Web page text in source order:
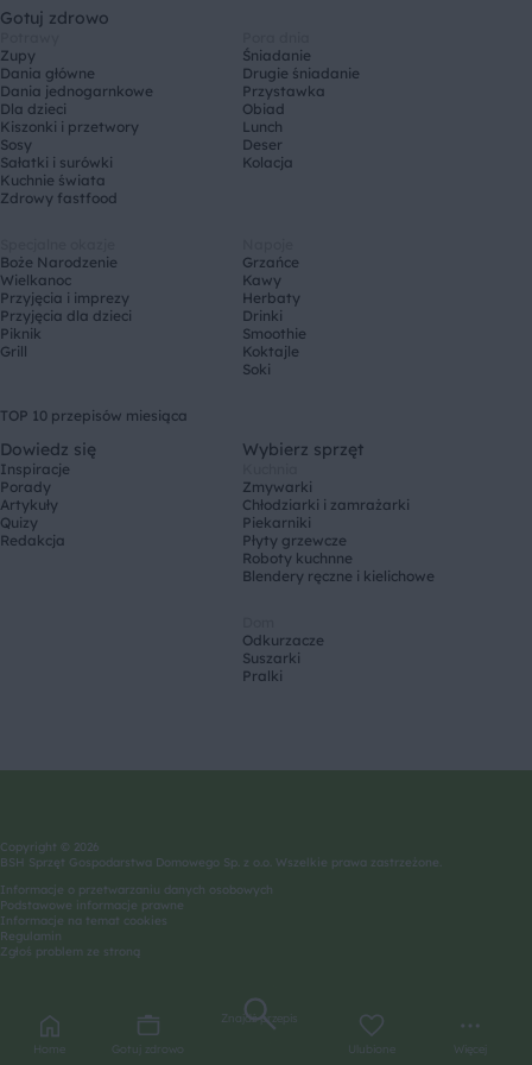
Home Gotuj zdrowo
Znajdź przepis
Ulubione Więcej
Gotuj zdrowo
Zupy
Dania główne
Dania jednogarnkowe
Dla dzieci
Kiszonki i przetwory
Sosy
Sałatki i surówki
Kuchnie świata
Zdrowy fastfood
Śniadanie
Drugie śniadanie
Przystawka
Obiad
Lunch
Deser
Kolacja
Boże Narodzenie
Wielkanoc
Przyjęcia i imprezy
Przyjęcia dla dzieci
Piknik
Grill
Grzańce
Kawy
Herbaty
Drinki
Smoothie
Koktajle
Soki
TOP 10 przepisów miesiąca
Dowiedz się
Inspiracje
Porady
Artykuły
Quizy
Redakcja
Wybierz sprzęt
Zmywarki
Chłodziarki i zamrażarki
Piekarniki
Płyty grzewcze
Roboty kuchnne
Blendery ręczne i kielichowe
Odkurzacze
Suszarki
Pralki
Copyright © 2026
BSH Sprzęt Gospodarstwa Domowego Sp. z o.o. Wszelkie prawa zastrzeżone.
Informacje o przetwarzaniu danych osobowych
Podstawowe informacje prawne
Informacje na temat cookies
Regulamin
Zgłoś problem ze stroną